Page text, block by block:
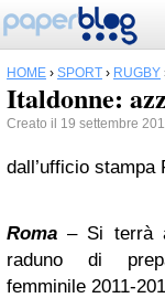
HOME › SPORT › RUGBY
Italdonne:
Creato il 19 settembre
dall’ufficio stampa
Roma– Si terrà
raduno di
femminile 2011-